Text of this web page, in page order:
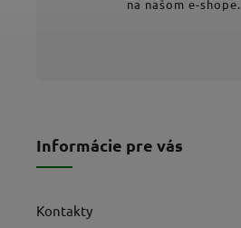
Informácie pre vás
Kontakty
na našom e-shope.